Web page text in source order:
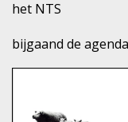
het NTS
bijgaand de